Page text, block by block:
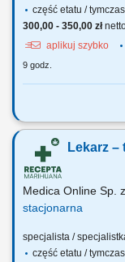
część etatu /
300,00 - 350,00 zł
aplikuj szybko
9 godz.
Zapraszamy do
medycznej
doświadczonych
otwarci na rozwój
zespołu jako tzn.
Lekarz
Medica Online Sp.
stacjonarna
specjalista /
część etatu /